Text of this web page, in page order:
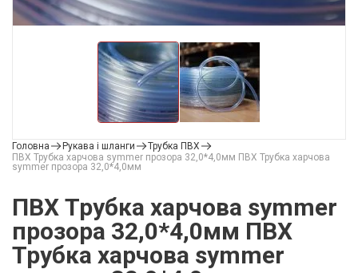
Головна Рукава і шланги
Трубка ПВХ
ПВХ Трубка харчова symmer прозора 32,0*4,0мм ПВХ Трубка харчова
symmer прозора 32,0*4,0мм
ПВХ Трубка харчова symmer
прозора 32,0*4,0мм ПВХ
Трубка харчова symmer